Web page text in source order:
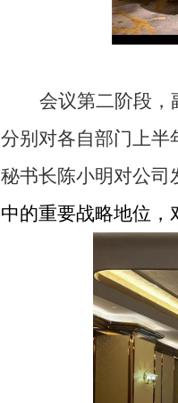
会议第二阶段，
分别对各自部门上半
秘书长陈小明对公司
中的重要战略地位